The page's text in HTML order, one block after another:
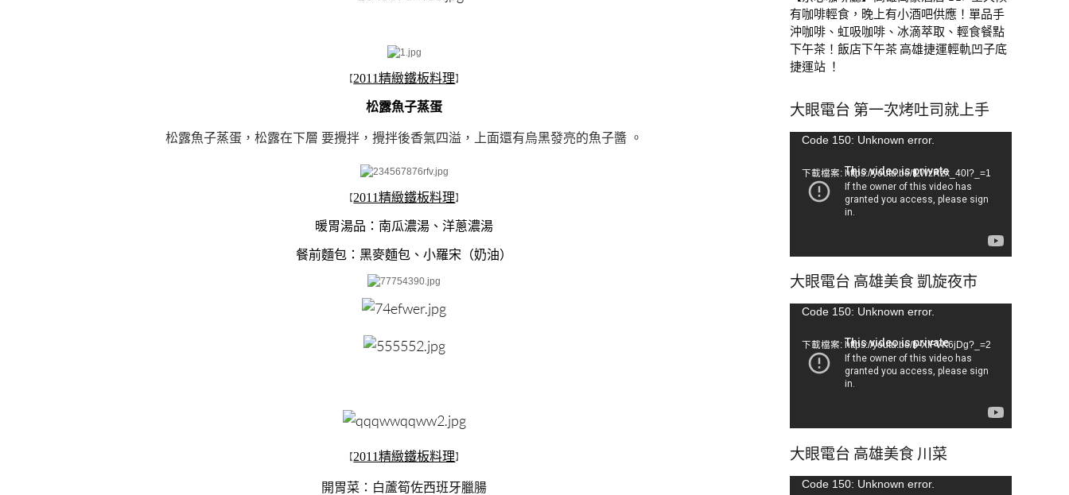
【2011精緻鐵板料理】
松露魚子蒸蛋
松露魚子蒸蛋，松露在下層 要攪拌，攪拌後香氣四溢，上面還有烏黑發亮的魚子醬 。
【2011精緻鐵板料理】
暖胃湯品：南瓜濃湯、洋蔥濃湯
餐前麵包：黑麥麵包、小羅宋（奶油）
【2011精緻鐵板料理】
開胃菜： 白蘆筍佐西班牙臘腸
有咖啡輕食，晚上有小酒吧供應！單品手
沖咖啡、虹吸咖啡、冰滴萃取、輕食餐點
下午茶！飯店下午茶 高雄捷運輕軌凹子底
捷運站 ！
大眼電台 第一次烤吐司就上手
視Code 150: Unknown error.
下載檔案: https://youtu.be/tLWzRzx_40I?_=1
大眼電台 高雄美食 凱旋夜市
視Code 150: Unknown error.
下載檔案: https://youtu.be/b-XfFVK6jDg?_=2
大眼電台 高雄美食 川菜
視Code 150: Unknown error.